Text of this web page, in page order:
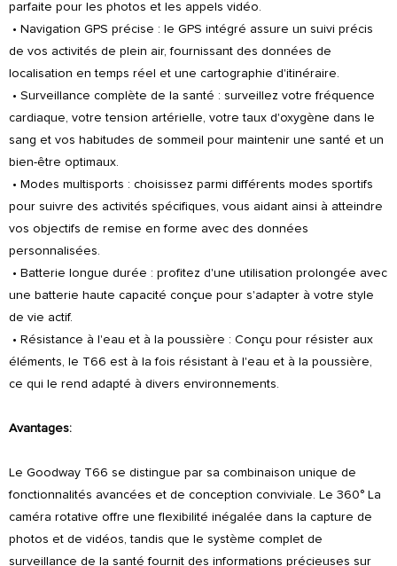
parfaite pour les photos et les appels vidéo.
• Navigation GPS précise : le GPS intégré assure un suivi précis
de vos activités de plein air, fournissant des données de
localisation en temps réel et une cartographie d'itinéraire.
• Surveillance complète de la santé : surveillez votre fréquence
cardiaque, votre tension artérielle, votre taux d'oxygène dans le
sang et vos habitudes de sommeil pour maintenir une santé et un
bien-être optimaux.
• Modes multisports : choisissez parmi différents modes sportifs
pour suivre des activités spécifiques, vous aidant ainsi à atteindre
vos objectifs de remise en forme avec des données
personnalisées.
• Batterie longue durée : profitez d'une utilisation prolongée avec
une batterie haute capacité conçue pour s'adapter à votre style
de vie actif.
• Résistance à l'eau et à la poussière : Conçu pour résister aux
éléments, le T66 est à la fois résistant à l'eau et à la poussière,
ce qui le rend adapté à divers environnements.
Avantages:
Le Goodway T66 se distingue par sa combinaison unique de
fonctionnalités avancées et de conception conviviale. Le 360° La
caméra rotative offre une flexibilité inégalée dans la capture de
photos et de vidéos, tandis que le système complet de
surveillance de la santé fournit des informations précieuses sur